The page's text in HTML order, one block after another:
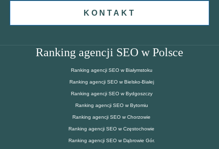
KONTAKT
Ranking agencji SEO w Polsce
Ranking agencji SEO w Białymstoku
Ranking agencji SEO w Bielsko-Białej
Ranking agencji SEO w Bydgoszczy
Ranking agencji SEO w Bytomiu
Ranking agencji SEO w Chorzowie
Ranking agencji SEO w Częstochowie
Ranking agencji SEO w Dąbrowie Gór.